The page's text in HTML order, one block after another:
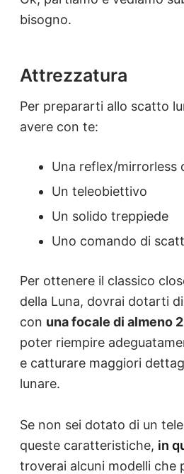
bisogno.
Attrezzatura
Per prepararti allo scatto
avere con te:
Una reflex/mirrorless
Un teleobiettivo
Un solido treppiede
Uno comando di
Per ottenere il classico
della Luna, dovrai dotarti
con una focale di almeno
poter riempire
e catturare maggiori
lunare.
Se non sei dotato di un
queste caratteristiche, in
troverai alcuni modelli che